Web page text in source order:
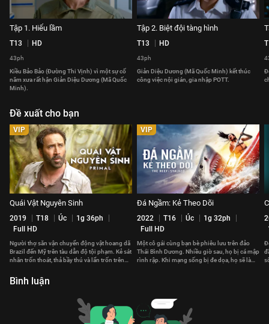
Tập 1. Hiểu lầm
T13 HD
43ph
Kiều Bảo Bảo (Đường Thi Vịnh) vì một sự cố
năm xưa rất hận Giản Diệu Dương (Mã Quốc
Minh).
Tập 2. Biệt đội tàng hình
T13 HD
43ph
Giản Diệu Dương (Mã Quốc Minh) kết thúc
công việc nội gián, gia nhập POTT.
Đề xuất cho bạn
VIP
Quái Vật Nguyên Sinh
2019 T18 Úc
1g 36ph
Full HD
Người thợ săn vận chuyển động vật hoang dã
Brazil đến Mỹ trên tàu dẫn độ tội phạm. Kẻ sát
nhân trốn thoát, thả bầy thú và lẩn trốn trên
VIP
Đá Ngầm: Kẻ Theo Dõi
2022 T16 Úc
1g 32ph
Full HD
Một cô gái cùng bạn bè phiêu lưu trên đảo
Thái Bình Dương. Nhiều giờ sau, họ bị cá mập
rình rập. Khi mạng sống bị đe dọa, họ sẽ làm
Bình luận